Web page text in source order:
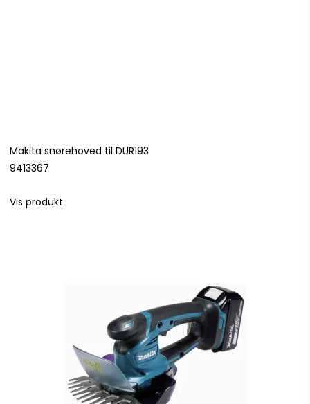
Makita snørehoved til DUR193
9413367
Vis produkt